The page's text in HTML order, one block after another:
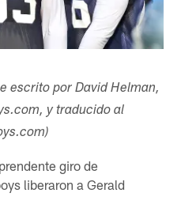
escrito por David Helman,
y traducido al
giro de
liberaron a Gerald